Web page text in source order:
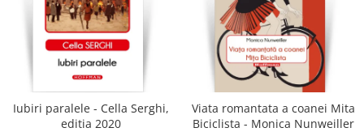
Publicistica / Reportaje / Interviuri
Stiinte umaniste
Sociologie si filozofie
Iubiri paralele - Cella Serghi,
editia 2020
Viata romantata a coanei Mita
Biciclista - Monica Nunweiller